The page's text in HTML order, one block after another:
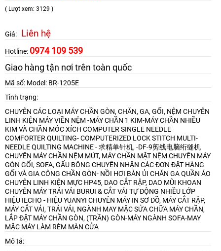
( Lượt xem: 3129 )
Giá: Liên hệ
Hotline: 0974 109 539
Giao hàng tận nơi trên toàn quốc
Mã số: Model: BR-1205E
Tình trạng:
CHUYÊN CÁC LOẠI MÁY CHẦN GÒN, CHĂN, GA, GỐI, NỆM CHUYÊN
LINH KIỆN MÁY VIỀN NỆM -MÁY CHẦN 1 KIM-MÁY CHẦN NHIỀU
KIM VÀ CHẦN MÓC XÍCH COMPUTER SINGLE NEEDLE
COMFORTER QUILTING- COMPUTERIZED LOCK STITCH MULTI-
NEEDLE QUILTING MACHINE - 求精单针机, -DF-9剪线电脑绗缝机
CHUYÊN MÁY CHẦN NỆM MÚT, MÁY CHẦN MẶT NỆM CHUYÊN MÁY
GÒN GỐI, SOFA, GẤU BÔNG CHUYÊN NHẬN CÁC ĐƠN ĐẶT HÀNG
GỐI VÀ GIA CÔNG CHẦN GÒN- NỒI HƠI BÀN ỦI CHĂN GA QUẦN ÁO
CHUYÊN LINH KIỆN MỰC HP45, DAO CẮT RẬP, DAO MŨI KHOAN
CHUYÊN MÁY TRẢI VẢI BURUI & CẮT VẢI TỰ ĐỘNG NHIỀU LỚP
HIỆU IECHO - HIỆU YUANYI CHUYÊN MÁY IN SƠ ĐỒ, MÁY CẮT RẬP,
MÁY CẮT VẢI, TRẢI VẢI, NGÀNH MAY MẶCSỬA CHỮA MÁY CHẦN,
LẮP ĐẶT MÁY CHẦN GÒN, (TRẦN) GÒN-MÁY NGÀNH SOFA-MAY
MẶC MÁY LÀM RÈM MÀN CỬA
Mô tả: